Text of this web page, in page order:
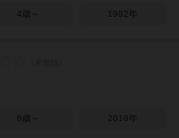
4歳～ 1982年
6歳～ 2016年